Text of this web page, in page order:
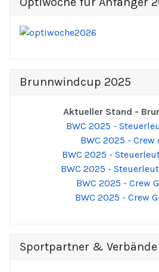
Brunnwindcup 2025
Aktueller Stand -
BWC 2025 -
BWC 2025 - Crew
BWC 2025 -
BWC 2025 -
BWC 2025 - Crew
BWC 2025 - Crew
Sportpartner & Verbände